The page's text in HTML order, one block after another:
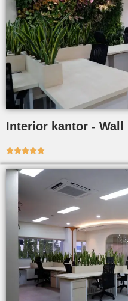
Interior kantor - Wall
